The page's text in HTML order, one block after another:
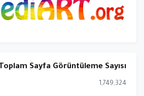
Toplam Sayfa Görüntüleme Sayısı
1,749,324